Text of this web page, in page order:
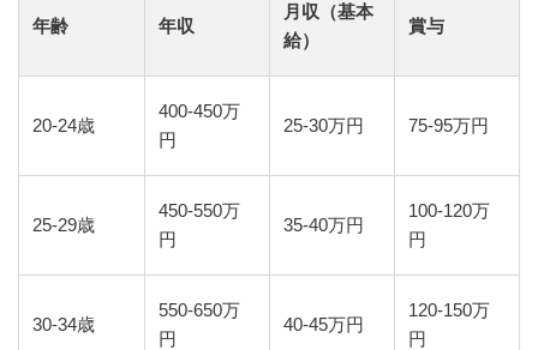
年齢 年収
月収（基本
給）
賞与
20-24歳
400-450万
円
25-30万円 75-95万円
25-29歳
450-550万
円
35-40万円
100-120万
円
30-34歳
550-650万
円
40-45万円
120-150万
円